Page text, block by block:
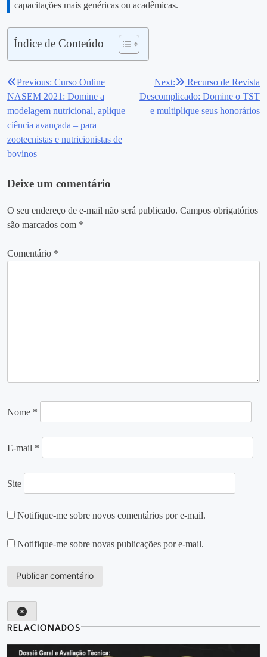
capacitações mais genéricas ou acadêmicas.
Índice de Conteúdo
Navegação
de
Post
Previous: Curso Online
NASEM 2021: Domine a
modelagem nutricional, aplique
ciência avançada – para
zootecnistas e nutricionistas de
bovinos
Next:
Recurso de Revista
Descomplicado: Domine o TST
e multiplique seus honorários
Deixe um comentário
O seu endereço de e-mail não será publicado. Campos obrigatórios
são marcados com *
Comentário *
Nome *
E-mail *
Site
Notifique-me sobre novos comentários por e-mail.
Notifique-me sobre novas publicações por e-mail.
RELACIONADOS